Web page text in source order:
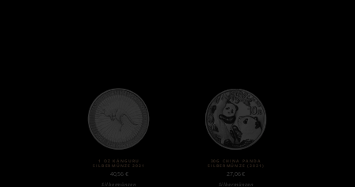
1 OZ KÄNGURU
SILBERMÜNZE 2021
40,56 €
Silbermünzen
30G CHINA PANDA
SILBERMÜNZE (2021)
27,06€
Silbermünzen